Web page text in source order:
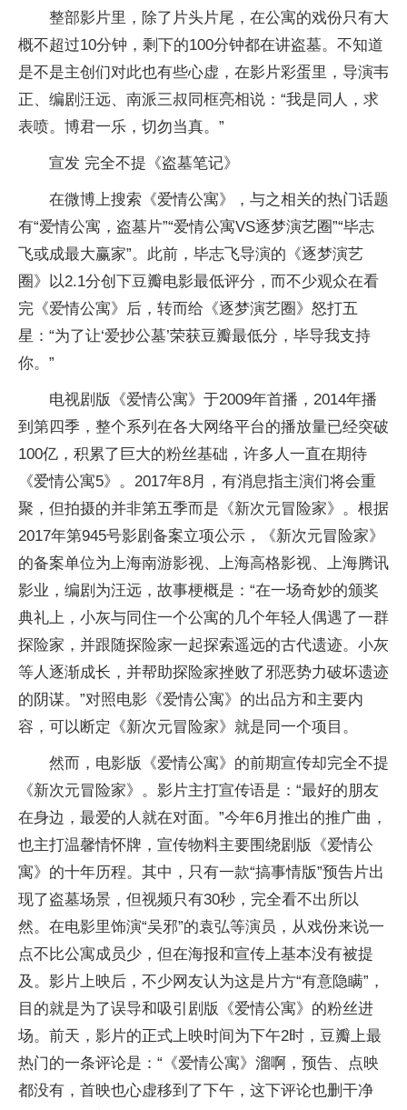
整部影片里，除了片头片尾，在公寓的戏份只有大
概不超过10分钟，剩下的100分钟都在讲盗墓。不知道
是不是主创们对此也有些心虚，在影片彩蛋里，导演韦
正、编剧汪远、南派三叔同框亮相说：“我是同人，求
表喷。博君一乐，切勿当真。”
宣发 完全不提《盗墓笔记》
在微博上搜索《爱情公寓》，与之相关的热门话题
有“爱情公寓，盗墓片”“爱情公寓VS逐梦演艺圈”“毕志
飞或成最大赢家”。此前，毕志飞导演的《逐梦演艺
圈》以2.1分创下豆瓣电影最低评分，而不少观众在看
完《爱情公寓》后，转而给《逐梦演艺圈》怒打五
星：“为了让‘爱抄公墓’荣获豆瓣最低分，毕导我支持
你。”
电视剧版《爱情公寓》于2009年首播，2014年播
到第四季，整个系列在各大网络平台的播放量已经突破
100亿，积累了巨大的粉丝基础，许多人一直在期待
《爱情公寓5》。2017年8月，有消息指主演们将会重
聚，但拍摄的并非第五季而是《新次元冒险家》。根据
2017年第945号影剧备案立项公示，《新次元冒险家》
的备案单位为上海南游影视、上海高格影视、上海腾讯
影业，编剧为汪远，故事梗概是：“在一场奇妙的颁奖
典礼上，小灰与同住一个公寓的几个年轻人偶遇了一群
探险家，并跟随探险家一起探索遥远的古代遗迹。小灰
等人逐渐成长，并帮助探险家挫败了邪恶势力破坏遗迹
的阴谋。”对照电影《爱情公寓》的出品方和主要内
容，可以断定《新次元冒险家》就是同一个项目。
然而，电影版《爱情公寓》的前期宣传却完全不提
《新次元冒险家》。影片主打宣传语是：“最好的朋友
在身边，最爱的人就在对面。”今年6月推出的推广曲，
也主打温馨情怀牌，宣传物料主要围绕剧版《爱情公
寓》的十年历程。其中，只有一款“搞事情版”预告片出
现了盗墓场景，但视频只有30秒，完全看不出所以
然。在电影里饰演“吴邪”的袁弘等演员，从戏份来说一
点不比公寓成员少，但在海报和宣传上基本没有被提
及。影片上映后，不少网友认为这是片方“有意隐瞒”，
目的就是为了误导和吸引剧版《爱情公寓》的粉丝进
场。前天，影片的正式上映时间为下午2时，豆瓣上最
热门的一条评论是：“《爱情公寓》溜啊，预告、点映
都没有，首映也心虚移到了下午，这下评论也删干净